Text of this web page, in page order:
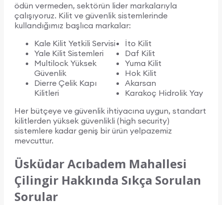
ödün vermeden, sektörün lider markalarıyla
çalışıyoruz. Kilit ve güvenlik sistemlerinde
kullandığımız başlıca markalar:
Kale Kilit Yetkili Servisi
Yale Kilit Sistemleri
Multilock Yüksek
Güvenlik
Dierre Çelik Kapı
Kilitleri
İto Kilit
Daf Kilit
Yuma Kilit
Hok Kilit
Akarsan
Karakoç Hidrolik Yay
Her bütçeye ve güvenlik ihtiyacına uygun, standart
kilitlerden yüksek güvenlikli (high security)
sistemlere kadar geniş bir ürün yelpazemiz
mevcuttur.
Üsküdar Acıbadem Mahallesi
Çilingir Hakkında Sıkça Sorulan
Sorular